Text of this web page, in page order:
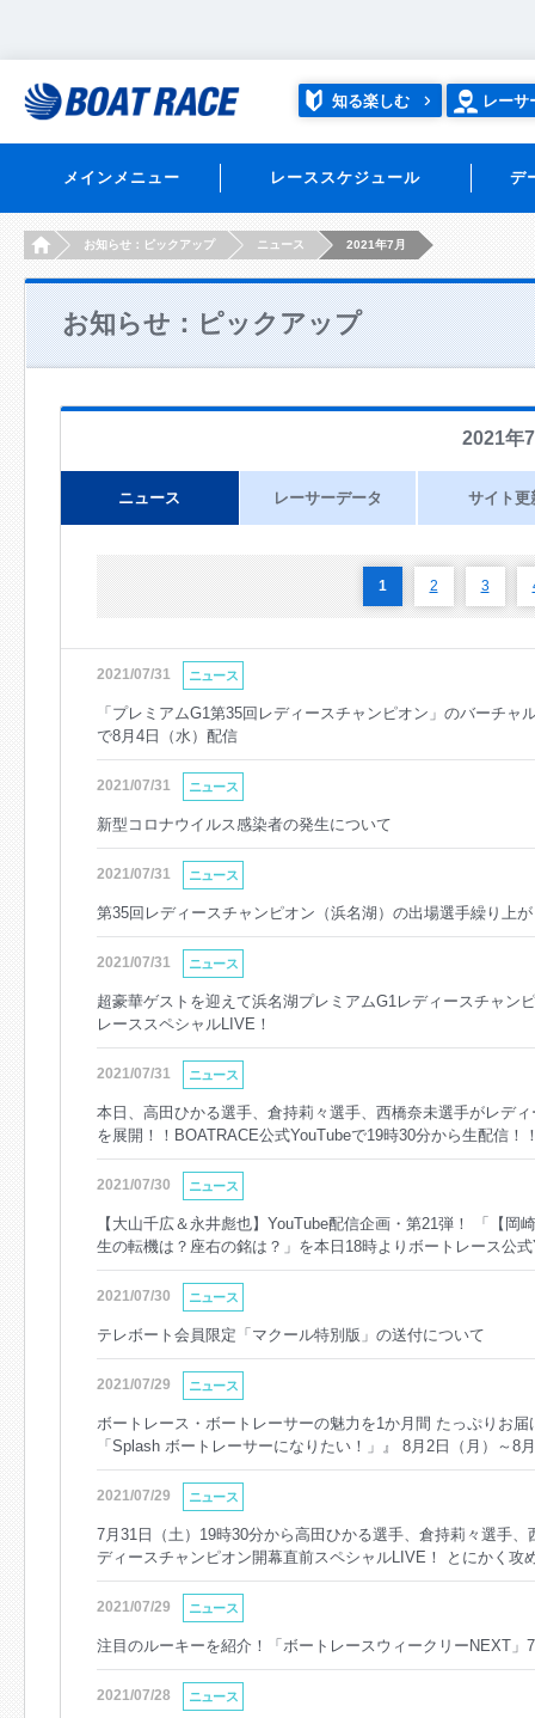
知る楽しむ レーサ
メインメニュー レーススケジュール デ
HOMEお知らせ：ピックアップ ニュース 2021年7月
お知らせ：ピックアップ
2021年
ニュース レーサーデータ サイト更
1 2 3
2021/07/31 ニュース
「プレミアムG1第35回レディースチャンピオン」のバーチャ
で8月4日（水）配信
2021/07/31 ニュース
新型コロナウイルス感染者の発生について
2021/07/31 ニュース
第35回レディースチャンピオン（浜名湖）の出場選手繰り上
2021/07/31 ニュース
超豪華ゲストを迎えて浜名湖プレミアムG1レディースチャン
レーススペシャルLIVE！
2021/07/31 ニュース
本日、高田ひかる選手、倉持莉々選手、西橋奈未選手がレデ
を展開！！BOATRACE公式YouTubeで19時30分から生配信！
2021/07/30 ニュース
【大山千広＆永井彪也】YouTube配信企画・第21弾！ 「【
生の転機は？座右の銘は？」を本日18時よりボートレース公
2021/07/30 ニュース
テレボート会員限定「マクール特別版」の送付について
2021/07/29 ニュース
ボートレース・ボートレーサーの魅力を1か月間 たっぷりお
「Splash ボートレーサーになりたい！」』 8月2日（月）～8
24時53分頃～放送決定
2021/07/29 ニュース
7月31日（土）19時30分から高田ひかる選手、倉持莉々選手
ディースチャンピオン開幕直前スペシャルLIVE！ とにかく攻
信！！
2021/07/29 ニュース
注目のルーキーを紹介！「ボートレースウィークリーNEXT」
2021/07/28 ニュース